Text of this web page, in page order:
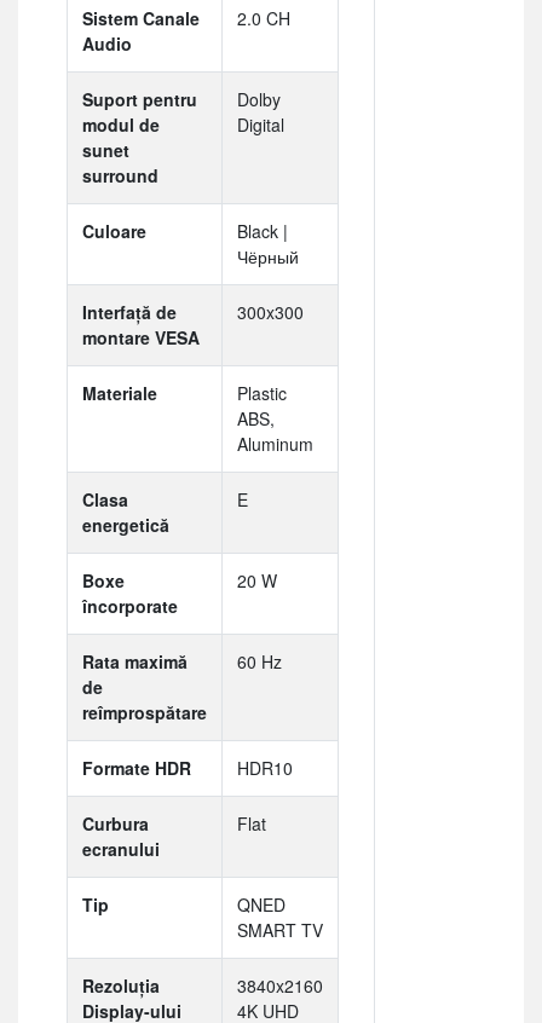
Sistem Canale
Audio
2.0 CH
Suport pentru
modul de
sunet
surround
Dolby
Digital
Culoare
Black |
Чёрный
Interfață de
montare VESA
300x300
Materiale
Plastic
ABS,
Aluminum
Clasa
energetică
E
Boxe
încorporate
20 W
Rata maximă
de
reîmprospătare
60 Hz
Formate HDR HDR10
Curbura
ecranului
Flat
Tip
QNED
SMART TV
Rezoluția
Display-ului
3840x2160
4K UHD